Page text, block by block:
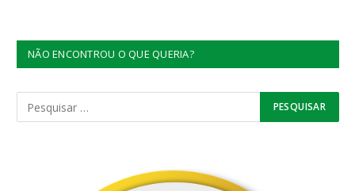
NÃO ENCONTROU O QUE QUERIA?